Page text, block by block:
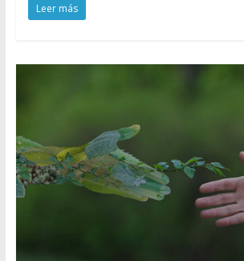
Leer más